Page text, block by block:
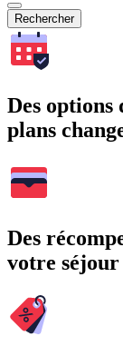
Rechercher
Des options
plans
Des
votre séjour